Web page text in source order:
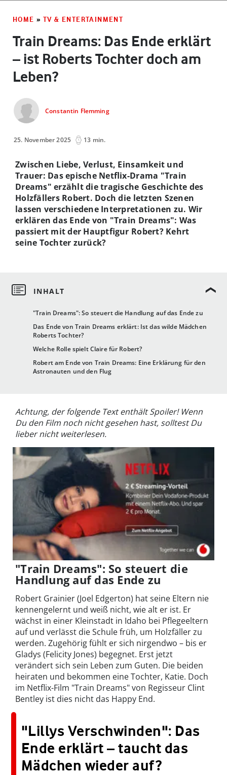
HOME » TV & ENTERTAINMENT
Train Dreams: Das Ende erklärt
– ist Roberts Tochter doch am
Leben?
Constantin Flemming
25. November 2025 13 min.
"Train Dreams": So steuert die Handlung auf das Ende zu
Das Ende von Train Dreams erklärt: Ist das wilde Mädchen
Roberts Tochter?
Welche Rolle spielt Claire für Robert?
Robert am Ende von Train Dreams: Eine Erklärung für den
Astronauten und den Flug
Zwischen Liebe, Verlust, Einsamkeit und
Trauer: Das epische Netflix-Drama "Train
Dreams" erzählt die tragische Geschichte des
Holzfällers Robert. Doch die letzten Szenen
lassen verschiedene Interpretationen zu. Wir
erklären das Ende von "Train Dreams": Was
passiert mit der Hauptfigur Robert? Kehrt
seine Tochter zurück?
Achtung, der folgende Text enthält Spoiler! Wenn
Du den Film noch nicht gesehen hast, solltest Du
lieber nicht weiterlesen.
"Train Dreams": So steuert die
Handlung auf das Ende zu
Robert Grainier (Joel Edgerton) hat seine Eltern nie
kennengelernt und weiß nicht, wie alt er ist. Er
wächst in einer Kleinstadt in Idaho bei Pflegeeltern
auf und verlässt die Schule früh, um Holzfäller zu
werden. Zugehörig fühlt er sich nirgendwo – bis er
Gladys (Felicity Jones) begegnet. Erst jetzt
verändert sich sein Leben zum Guten. Die beiden
heiraten und bekommen eine Tochter, Katie. Doch
im Netflix-Film "Train Dreams" von Regisseur Clint
Bentley ist dies nicht das Happy End.
"Lillys Verschwinden": Das
Ende erklärt – taucht das
Mädchen wieder auf?